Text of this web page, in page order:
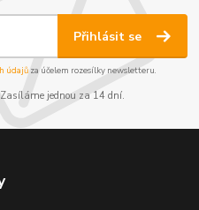
Přihlásit se
údajůza účelem rozesílky newsletteru.
jednou za 14 dní.